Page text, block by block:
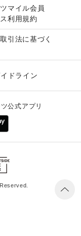
マイル会員
利用規約
引法に基づく
ドライン
公式アプリ